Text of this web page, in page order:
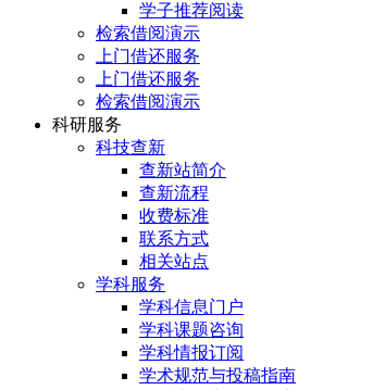
学子推荐阅读
检索借阅演示
上门借还服务
上门借还服务
检索借阅演示
科研服务
科技查新
查新站简介
查新流程
收费标准
联系方式
相关站点
学科服务
学科信息门户
学科课题咨询
学科情报订阅
学术规范与投稿指南